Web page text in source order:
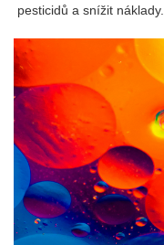
pesticidů a snížit náklady.